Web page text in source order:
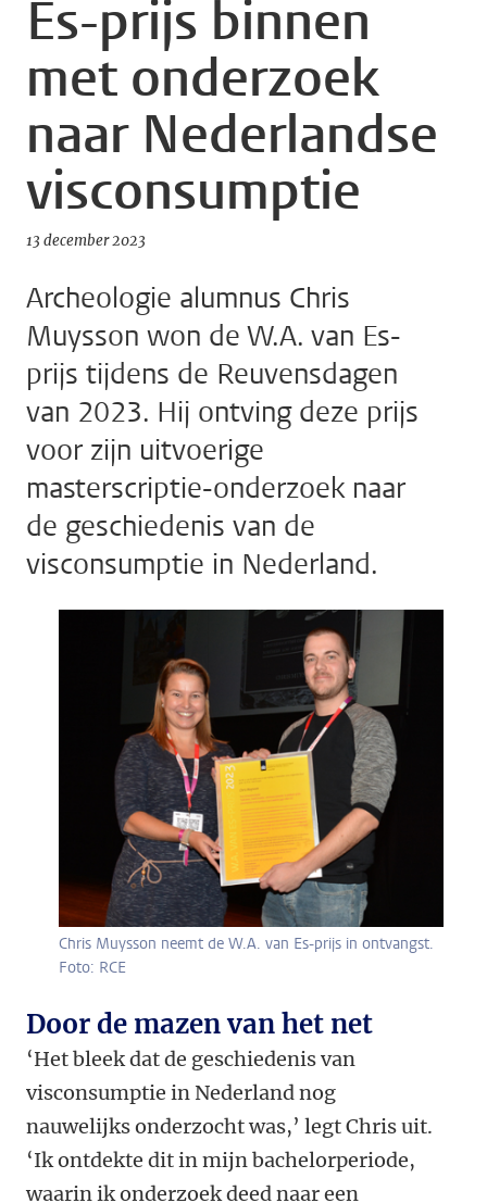
Es-prijs binnen
met onderzoek
naar Nederlandse
visconsumptie
13 december 2023
Archeologie alumnus Chris
Muysson won de W.A. van Es-
prijs tijdens de Reuvensdagen
van 2023. Hij ontving deze prijs
voor zijn uitvoerige
masterscriptie-onderzoek naar
de geschiedenis van de
visconsumptie in Nederland.
Chris Muysson neemt de W.A. van Es-prijs in ontvangst.
Foto: RCE
Door de mazen van het net
‘Het bleek dat de geschiedenis van
visconsumptie in Nederland nog
nauwelijks onderzocht was,’ legt Chris uit.
‘Ik ontdekte dit in mijn bachelorperiode,
waarin ik onderzoek deed naar een